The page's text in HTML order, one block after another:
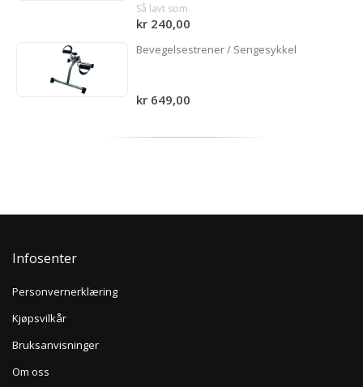
Så lavt som
kr 240,00
Bevegelsestrener / Sengesykkel
kr 649,00
Infosenter
Personvernerklæring
Kjøpsvilkår
Bruksanvisninger
Om oss